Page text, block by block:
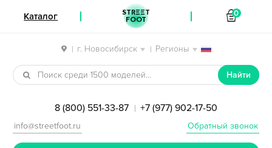
| г. Новосибирск | Регионы
Перейти к навигации
Перейти к содержимому
Найти
8 (800) 551-33-87 | +7 (977) 902-17-50
Обратный звонок
info@streetfoot.ru
Каталог STREET
FOOT
0